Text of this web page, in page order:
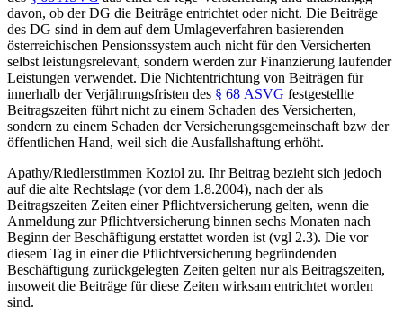
davon, ob der DG die Beiträge entrichtet oder nicht. Die Beiträge
des DG sind in dem auf dem Umlageverfahren basierenden
österreichischen Pensionssystem auch nicht für den Versicherten
selbst leistungsrelevant, sondern werden zur Finanzierung laufender
Leistungen verwendet. Die Nichtentrichtung von Beiträgen für
innerhalb der Verjährungsfristen des § 68 ASVG festgestellte
Beitragszeiten führt nicht zu einem Schaden des Versicherten,
sondern zu einem Schaden der Versicherungsgemeinschaft bzw der
öffentlichen Hand, weil sich die Ausfallshaftung erhöht.
Apathy/Riedlerstimmen Koziol zu. Ihr Beitrag bezieht sich jedoch
auf die alte Rechtslage (vor dem 1.8.2004), nach der als
Beitragszeiten Zeiten einer Pflichtversicherung gelten, wenn die
Anmeldung zur Pflichtversicherung binnen sechs Monaten nach
Beginn der Beschäftigung erstattet worden ist (vgl 2.3). Die vor
diesem Tag in einer die Pflichtversicherung begründenden
Beschäftigung zurückgelegten Zeiten gelten nur als Beitragszeiten,
insoweit die Beiträge für diese Zeiten wirksam entrichtet worden
sind.